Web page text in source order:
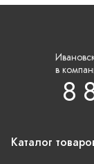
в
8
Каталог